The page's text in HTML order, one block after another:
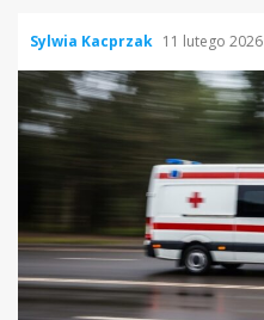
Sylwia Kacprzak 11 lutego 2026